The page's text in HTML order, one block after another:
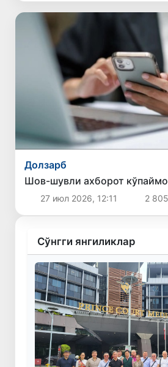
Долзарб
Шов-шувли ахборот
27 июл 2026, 12:11 2 805
Сўнгги янгиликлар